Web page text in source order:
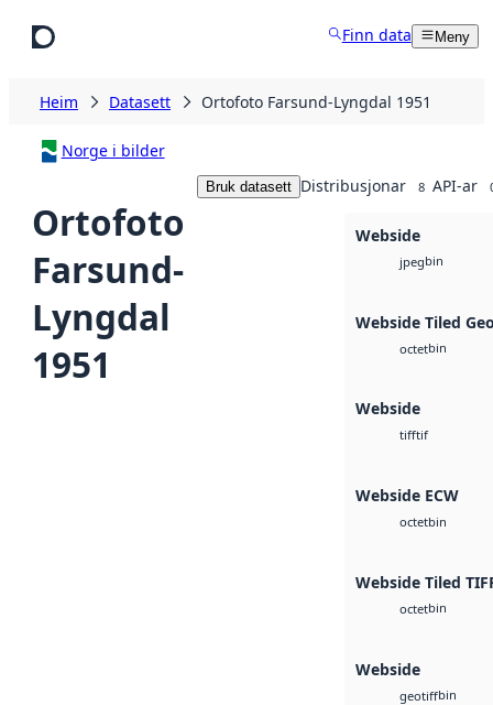
Finn data Meny
Heim Datasett Ortofoto Farsund-Lyngdal 1951
Norge i bilder
Ortofoto
Farsund-
Lyngdal
1951
Bruk datasett Distribusjonar 8 API-ar
Webside
jpegbin
Webside Tiled
octetbin
Webside
tifftif
Webside ECW
octetbin
Webside Tiled
octetbin
Webside
geotiffbin